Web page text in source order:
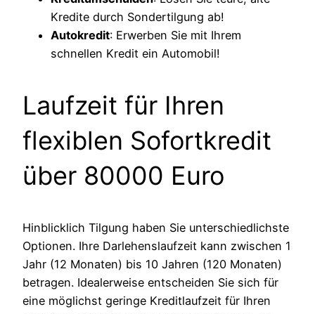
Kredite durch Sondertilgung ab!
Autokredit: Erwerben Sie mit Ihrem
schnellen Kredit ein Automobil!
Laufzeit für Ihren
flexiblen Sofortkredit
über 80000 Euro
Hinblicklich Tilgung haben Sie unterschiedlichste
Optionen. Ihre Darlehenslaufzeit kann zwischen 1
Jahr (12 Monaten) bis 10 Jahren (120 Monaten)
betragen. Idealerweise entscheiden Sie sich für
eine möglichst geringe Kreditlaufzeit für Ihren